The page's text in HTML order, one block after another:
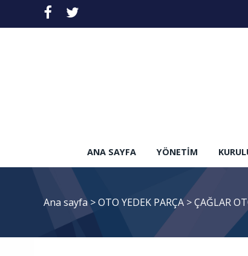
ANA SAYFA YÖNETIM
Ana sayfa >OTO YEDEK PARÇA >ÇAĞLAR